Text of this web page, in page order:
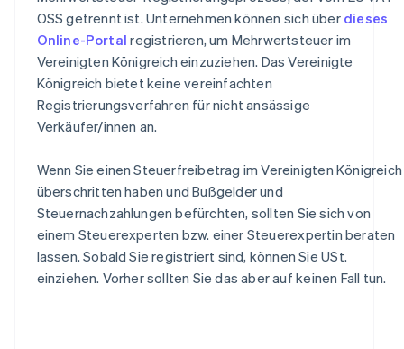
OSS getrennt ist. Unternehmen können sich über dieses
Online-Portal registrieren, um Mehrwertsteuer im
Vereinigten Königreich einzuziehen. Das Vereinigte
Königreich bietet keine vereinfachten
Registrierungsverfahren für nicht ansässige
Verkäufer/innen an.
Wenn Sie einen Steuerfreibetrag im Vereinigten Königreich
überschritten haben und Bußgelder und
Steuernachzahlungen befürchten, sollten Sie sich von
einem Steuerexperten bzw. einer Steuerexpertin beraten
lassen. Sobald Sie registriert sind, können Sie USt.
einziehen. Vorher sollten Sie das aber auf keinen Fall tun.